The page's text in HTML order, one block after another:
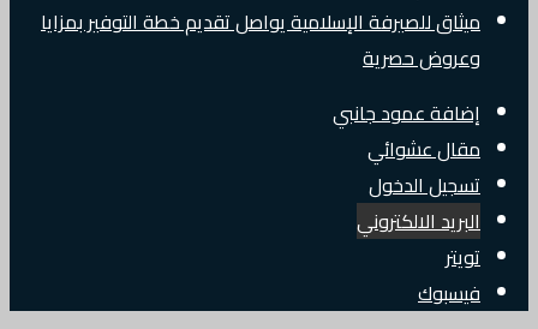
ميثاق للصيرفة الإسلامية يواصل تقديم خطة التوفير بمزايا
وعروض حصرية
إضافة عمود جانبي
مقال عشوائي
تسجيل الدخول
البريد الالكتروني
تويتر
فيسبوك